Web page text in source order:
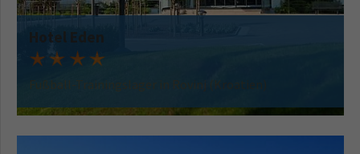
Hotel Eden
Fußball-Trainingslager in Rovinj (Kroatien)